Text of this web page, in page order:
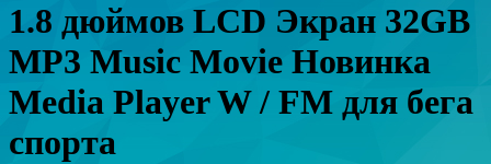
1.8 дюймов LCD Экран 32GB
MP3 Music Movie Новинка
Media Player W / FM для бега
спорта